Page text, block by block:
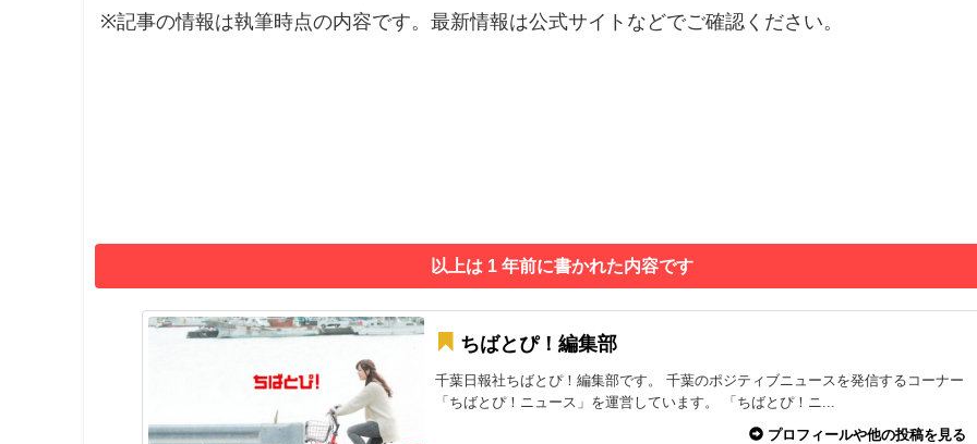
※記事の情報は執筆時点の内容です。最新情報は公式サイトなどでご確認ください。
以上は 1 年前に書かれた内容です
ちばとぴ！編集部
千葉日報社ちばとぴ！編集部です。 千葉のポジティブニュースを発信するコーナー
「ちばとぴ！ニュース」を運営しています。 「ちばとぴ！ニ...
プロフィールや他の投稿を見る